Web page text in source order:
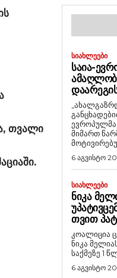
თვალი
ᲡᲘᲐᲮᲚᲔᲔᲑᲘ
ᲡᲐᲘᲐ-
მიმართ
6 აგვისტო
ᲡᲘᲐᲮᲚᲔᲔᲑᲘ
ᲜᲘᲙᲐ
ᲗᲕᲘᲗ
კოალიცია
ნიკა
საქმეზე 1
6 აგვისტო